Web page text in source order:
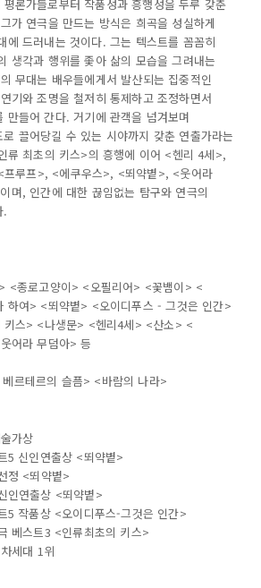
론가들로부터 작품성과 흥행성을 두루 갖춘
가 연극을 만드는 방식은 희곡을 성실하게
에 드러내는 것이다. 그는 텍스트를 꼼꼼히
생각과 행위를 좇아 삶의 모습을 그려내는
무대는 배우들에게서 발산되는 집중적인
기와 조명을 철저히 통제하고 조정하면서
만들어 간다. 거기에 관객을 넘겨보며
끌어당길 수 있는 시야까지 갖춘 연출가라는
류 최초의 키스>의 흥행에 이어 <헨리 4세>,
루프>, <에쿠우스>, <뙤약볕>, <웃어라
며, 인간에 대한 끊임없는 탐구와 연극의
.
<종로고양이> <오필리어> <꽃뱀이> <
하여> <뙤약볕> <오이디푸스 - 그것은 인간>
키스> <나생문> <헨리4세> <산소> <
어라 무덤아> 등
르테르의 슬픔> <바람의 나라>
가상
5 신인연출상 <뙤약볕>
정 <뙤약볕>
인연출상 <뙤약볕>
5 작품상 <오이디푸스-그것은 인간>
베스트3 <인류최초의 키스>
세대 1위